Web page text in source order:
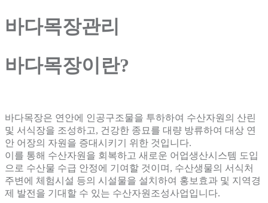
바다목장관리
바다목장이란?
바다목장은 연안에
인공구조물을 투하하여 수산자원의 산린
및 서식장을 조성하고, 건강한 종묘를 대량 방류하여 대상 연
안 어장의 자원을 증대 시키기 위한 것입니다.
이를 통해 수산자원을 회복하고 새로운 어업생산시스템 도입
으로 수산물 수급 안정에 기여할 것이며, 수산생물의 서식처
주변에 체험시설 등의 시설물을 설치하여 홍보효과 및 지역경
제 발전을 기대할 수 있는 수산자원조성사업입니다.